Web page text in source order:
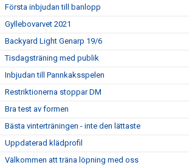
Första inbjudan till banlopp
Gyllebovarvet 2021
Backyard Light Genarp 19/6
Tisdagsträning med publik
Inbjudan till Pannkaksspelen
Restriktionerna stoppar DM
Bra test av formen
Bästa vinterträningen - inte den lättaste
Uppdaterad klädprofil
Välkommen att träna löpning med oss